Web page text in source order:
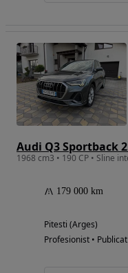
179 000 km
Pitesti (Arges)
Profesionist • Publicat